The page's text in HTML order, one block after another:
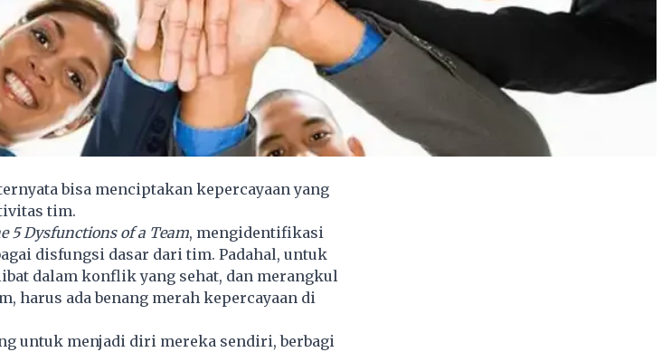
bisa menciptakan kepercayaan yang
tim.
5 Dysfunctions of a Team, mengidentifikasi
disfungsi dasar dari tim. Padahal, untuk
dalam konflik yang sehat, dan merangkul
harus ada benang merah kepercayaan di
untuk menjadi diri mereka sendiri, berbagi